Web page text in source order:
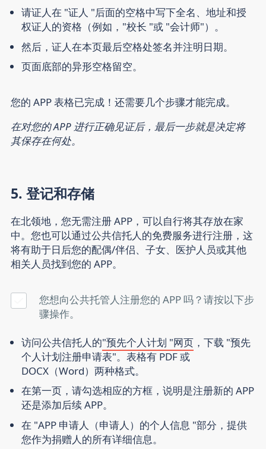
请证人在 "证人 "后面的空格中写下全名、地址和授
权证人的资格（例如，"校长 "或 "会计师"）。
然后，证人在本页最后空格处签名并注明日期。
页面底部的异形空格留空。
您的 APP 表格已完成！还需要几个步骤才能完成。
在对您的 APP 进行正确见证后，最后一步就是决定将
其保存在何处。
5. 登记和存储
在北领地，您无需注册 APP，可以自行将其存放在家
中。您也可以通过公共信托人的免费服务进行注册，这
将有助于日后您的配偶/伴侣、子女、医护人员或其他
相关人员找到您的 APP。
您想向公共托管人注册您的 APP 吗？请按以下步
骤操作。
访问公共信托人的"预先个人计划 "网页 ，下载 "预先
个人计划注册申请表"。表格有 PDF 或
DOCX（Word）两种格式。
在第一页，请勾选相应的方框，说明是注册新的 APP
还是添加后续 APP。
在 "APP 申请人（申请人）的个人信息 "部分，提供
您作为捐赠人的所有详细信息。